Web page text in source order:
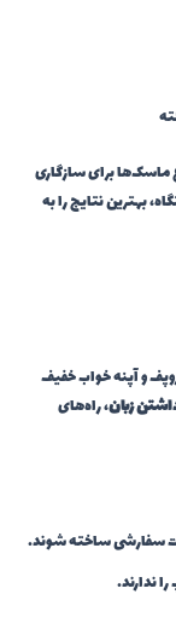
ماسک‌ها برای سازگاری
بهترین نتایج را به
و آپنه خواب خفیف
زبان، راه‌های
سفارشی ساخته شوند.
ندارند.